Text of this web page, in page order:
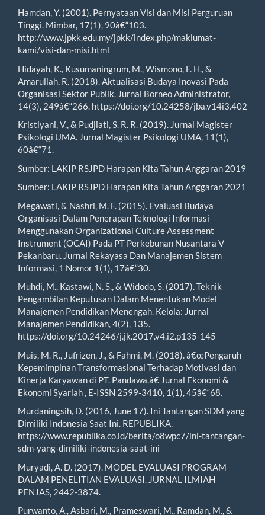
Hamdan, Y. (2001). Pernyataan Visi dan Misi Perguruan
Tinggi. Mimbar, 17(1), 90â€“103.
http://www.jpkk.edu.my/jpkk/index.php/maklumat-
kami/visi-dan-misi.html
Hidayah, K., Kusumaningrum, M., Wismono, F. H., &
Amarullah, R. (2018). Aktualisasi Budaya Inovasi Pada
Organisasi Sektor Publik. Jurnal Borneo Administrator,
14(3), 249â€“266. https://doi.org/10.24258/jba.v14i3.402
Kristiyani, V., & Pudjiati, S. R. R. (2019). Jurnal Magister
Psikologi UMA. Jurnal Magister Psikologi UMA, 11(1),
60â€“71.
Sumber: LAKIP RSJPD Harapan Kita Tahun Anggaran 2019
Sumber: LAKIP RSJPD Harapan Kita Tahun Anggaran 2021
Megawati, & Nashri, M. F. (2015). Evaluasi Budaya
Organisasi Dalam Penerapan Teknologi Informasi
Menggunakan Organizational Culture Assessment
Instrument (OCAI) Pada PT Perkebunan Nusantara V
Pekanbaru. Jurnal Rekayasa Dan Manajemen Sistem
Informasi, 1 Nomor 1(1), 17â€“30.
Muhdi, M., Kastawi, N. S., & Widodo, S. (2017). Teknik
Pengambilan Keputusan Dalam Menentukan Model
Manajemen Pendidikan Menengah. Kelola: Jurnal
Manajemen Pendidikan, 4(2), 135.
https://doi.org/10.24246/j.jk.2017.v4.i2.p135-145
Muis, M. R., Jufrizen, J., & Fahmi, M. (2018). â€œPengaruh
Kepemimpinan Transformasional Terhadap Motivasi dan
Kinerja Karyawan di PT. Pandawa.â€ Jurnal Ekonomi &
Ekonomi Syariah , E-ISSN 2599-3410, 1(1), 45â€“68.
Murdaningsih, D. (2016, June 17). Ini Tantangan SDM yang
Dimiliki Indonesia Saat Ini. REPUBLIKA.
https://www.republika.co.id/berita/o8wpc7/ini-tantangan-
sdm-yang-dimiliki-indonesia-saat-ini
Muryadi, A. D. (2017). MODEL EVALUASI PROGRAM
DALAM PENELITIAN EVALUASI. JURNAL ILMIAH
PENJAS, 2442-3874.
Purwanto, A., Asbari, M., Prameswari, M., Ramdan, M., &